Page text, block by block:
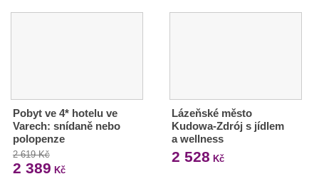
Pobyt ve 4* hotelu ve
Varech: snídaně nebo
polopenze
2 619 Kč
2 389 Kč
Lázeňské město
Kudowa-Zdrój s jídlem
a wellness
2 528 Kč